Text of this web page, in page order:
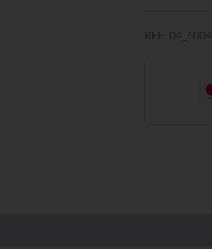
REF: 04_6004